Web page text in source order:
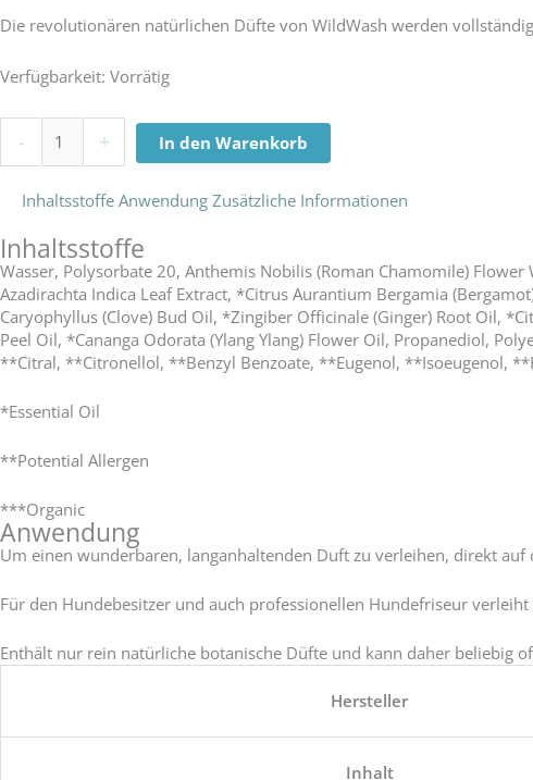
Die revolutionären natürlichen Düfte von WildWash werden
Verfügbarkeit: Vorrätig
-
WildWash
Perfume
Fragrance
No.
Menge
+ In den Warenkorb
Inhaltsstoffe Anwendung Zusätzliche Informationen
Inhaltsstoffe
Wasser, Polysorbate 20, Anthemis Nobilis (Roman Chamomile)
Azadirachta Indica Leaf Extract, *Citrus Aurantium Bergamia
Caryophyllus (Clove) Bud Oil, *Zingiber Officinale (Ginger) Root Oil,
Peel Oil, *Cananga Odorata (Ylang Ylang) Flower Oil, Propanediol,
**Citral, **Citronellol, **Benzyl Benzoate, **Eugenol, **Isoeugenol,
*Essential Oil
**Potential Allergen
***Organic
Anwendung
Um einen wunderbaren, langanhaltenden Duft zu verleihen, direkt
Für den Hundebesitzer und auch professionellen Hundefriseur
Enthält nur rein natürliche botanische Düfte und kann daher beliebig
Hersteller
Inhalt